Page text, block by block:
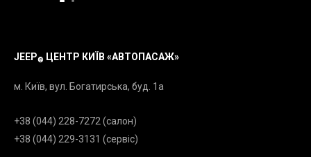
JEEP® ЦЕНТР КИЇВ «АВТОПАСАЖ»
м. Київ, вул. Богатирська, буд. 1а
+38 (044) 228-7272 (салон)
+38 (044) 229-3131 (сервіс)